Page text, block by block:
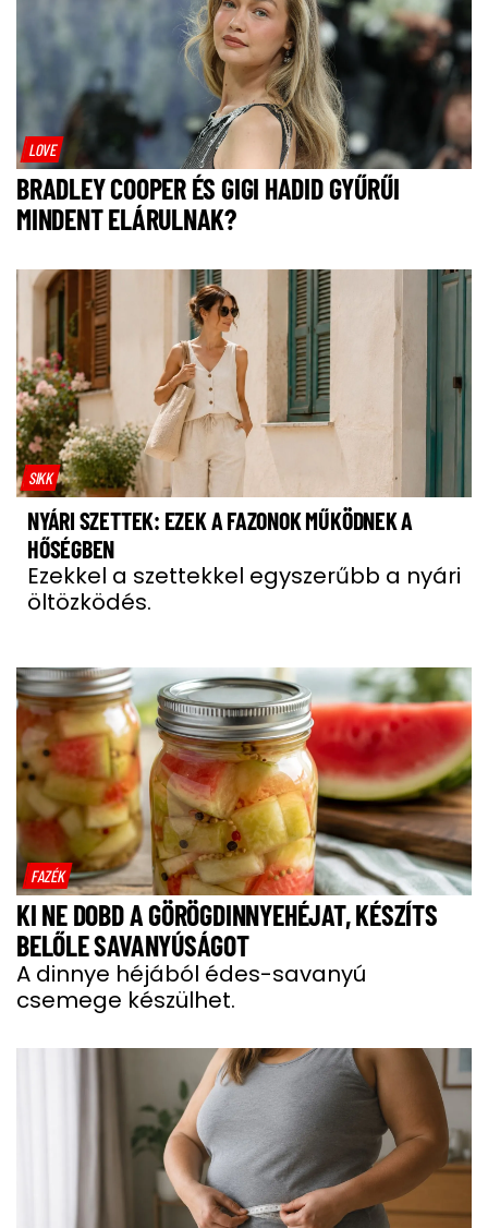
LOVE
BRADLEY COOPER ÉS GIGI HADID GYŰRŰI
MINDENT ELÁRULNAK?
SIKK
NYÁRI SZETTEK: EZEK A FAZONOK MŰKÖDNEK A
HŐSÉGBEN
Ezekkel a szettekkel egyszerűbb a nyári
öltözködés.
FAZÉK
KI NE DOBD A GÖRÖGDINNYEHÉJAT, KÉSZÍTS
BELŐLE SAVANYÚSÁGOT
A dinnye héjából édes-savanyú
csemege készülhet.